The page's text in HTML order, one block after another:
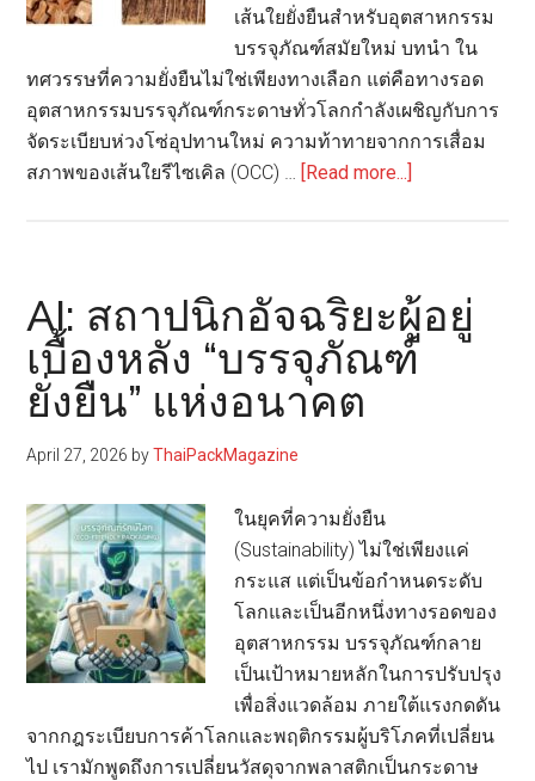
เส้นใยยั่งยืนสำหรับอุตสาหกรรม
บรรจุภัณฑ์สมัยใหม่ บทนำ ใน
ทศวรรษที่ความยั่งยืนไม่ใช่เพียงทางเลือก แต่คือทางรอด
อุตสาหกรรมบรรจุภัณฑ์กระดาษทั่วโลกกำลังเผชิญกับการ
จัดระเบียบห่วงโซ่อุปทานใหม่ ความท้าทายจากการเสื่อม
สภาพของเส้นใยรีไซเคิล (OCC) …
[Read more...]
ยั่งยืน:
เจาะ
ลึก
ลิ
ปตัส
ไทย
สู่
มาตรฐาน
บรรจุ
ภัณฑ์
โลก
AI: สถาปนิกอัจฉริยะผู้อยู่
เบื้องหลัง “บรรจุภัณฑ์
ยั่งยืน” แห่งอนาคต
April 27, 2026 byThaiPackMagazine
ในยุคที่ความยั่งยืน
(Sustainability) ไม่ใช่เพียงแค่
กระแส แต่เป็นข้อกำหนดระดับ
โลกและเป็นอีกหนึ่งทางรอดของ
อุตสาหกรรม บรรจุภัณฑ์กลาย
เป็นเป้าหมายหลักในการปรับปรุง
เพื่อสิ่งแวดล้อม ภายใต้แรงกดดัน
จากกฎระเบียบการค้าโลกและพฤติกรรมผู้บริโภคที่เปลี่ยน
ไป เรามักพูดถึงการเปลี่ยนวัสดุจากพลาสติกเป็นกระดาษ